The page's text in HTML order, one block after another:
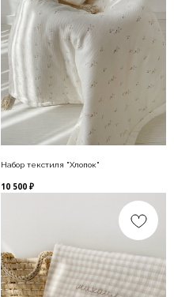
Набор текстиля "Хлопок"
10 500 ₽